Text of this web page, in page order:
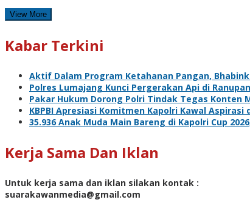
View More
Kabar Terkini
Aktif Dalam Program Ketahanan Pangan,
Polres Lumajang Kunci Pergerakan Api di
Pakar Hukum Dorong Polri Tindak Tegas Konten
KBPBI Apresiasi Komitmen Kapolri Kawal
35.936 Anak Muda Main Bareng di Kapolri Cup
Kerja Sama Dan Iklan
Untuk kerja sama dan iklan silakan kontak :
suarakawanmedia@gmail.com